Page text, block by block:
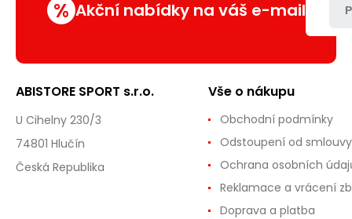
% Akční nabídky na váš e-mail
ABISTORE SPORT s.r.o.
U Cihelny 230/3
74801 Hlučín
Česká Republika
Vše o nákupu
Obchodní podmínky
Odstoupení od smlouvy
Ochrana osobních
Reklamace a vrácení
Doprava a platba